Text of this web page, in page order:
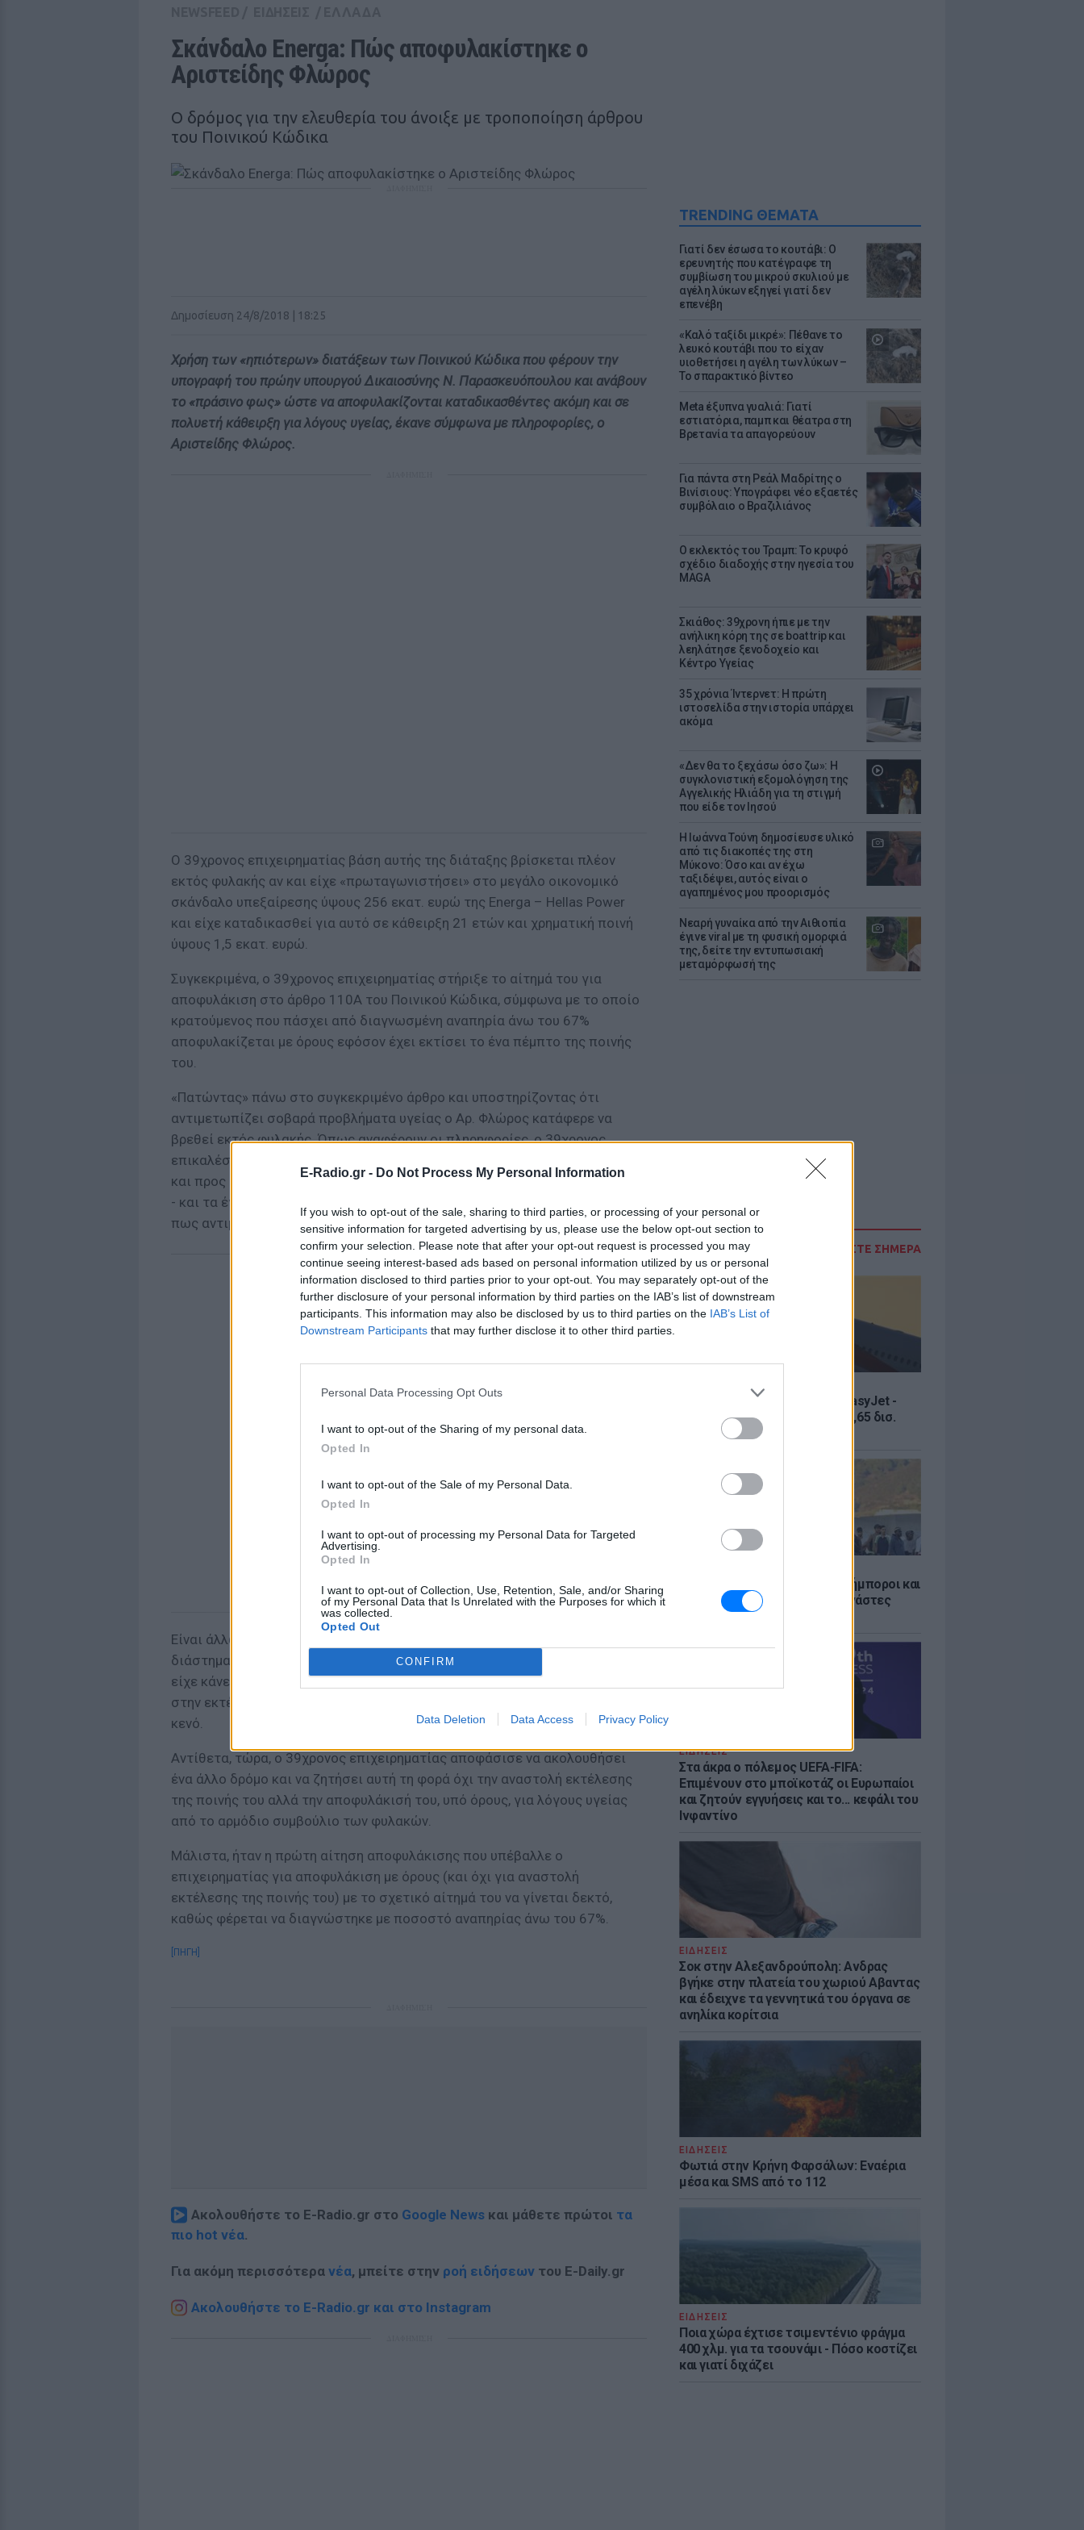
E-Radio.gr - Do Not Process My Personal Information
If you wish to opt-out of the sale, sharing to third parties, or processing of your personal or
sensitive information for targeted advertising by us, please use the below opt-out section to
confirm your selection. Please note that after your opt-out request is processed you may
continue seeing interest-based ads based on personal information utilized by us or personal
information disclosed to third parties prior to your opt-out. You may separately opt-out of the
further disclosure of your personal information by third parties on the IAB’s list of downstream
participants. This information may also be disclosed by us to third parties on the IAB’s List of
Downstream Participants that may further disclose it to other third parties.
Personal Data Processing Opt Outs
I want to opt-out of the Sharing of my personal data.
Opted In
I want to opt-out of the Sale of my Personal Data.
Opted In
I want to opt-out of processing my Personal Data for Targeted
Advertising.
Opted In
I want to opt-out of Collection, Use, Retention, Sale, and/or Sharing
of my Personal Data that Is Unrelated with the Purposes for which it
was collected.
Opted Out
CONFIRM
Data Deletion Data Access Privacy Policy
TRENDING ΘΕΜΑΤΑ
Γιατί δεν έσωσα το κουτάβι: Ο
ερευνητής που κατέγραφε τη
συμβίωση του μικρού σκυλιού με
αγέλη λύκων εξηγεί γιατί δεν
επενέβη
«Καλό ταξίδι μικρέ»: Πέθανε το
λευκό κουτάβι που το είχαν
υιοθετήσει η αγέλη των λύκων –
Το σπαρακτικό βίντεο
Meta έξυπνα γυαλιά: Γιατί
εστιατόρια, παμπ και θέατρα στη
Βρετανία τα απαγορεύουν
Για πάντα στη Ρεάλ Μαδρίτης ο
Βινίσιους: Υπογράφει νέο εξαετές
συμβόλαιο ο Βραζιλιάνος
Ο εκλεκτός του Τραμπ: Το κρυφό
σχέδιο διαδοχής στην ηγεσία του
MAGA
Σκιάθος: 39χρονη ήπιε με την
ανήλικη κόρη της σε boat trip και
λεηλάτησε ξενοδοχείο και
Κέντρο Υγείας
35 χρόνια Ίντερνετ: Η πρώτη
ιστοσελίδα στην ιστορία υπάρχει
ακόμα
«Δεν θα το ξεχάσω όσο ζω»: Η
συγκλονιστική εξομολόγηση της
Αγγελικής Ηλιάδη για τη στιγμή
που είδε τον Ιησού
Η Ιωάννα Τούνη δημοσίευσε υλικό
από τις διακοπές της στη
Μύκονο: Όσο και αν έχω
ταξιδέψει, αυτός είναι ο
αγαπημένος μου προορισμός
Νεαρή γυναίκα από την Αιθιοπία
έγινε viral με τη φυσική ομορφιά
της, δείτε την εντυπωσιακή
μεταμόρφωσή της
ΔΙΑΒΑΣΤΕ ΣΗΜΕΡΑ
Συμφωνία εξαγοράς για την EasyJet -
Στην αμερικανική Appolo για 6,65 δισ.
Θέουτα: «Οι κάτοικοι είναι ανήμποροι και
γεμάτοι αγωνία» - 5.000 μετανάστες
παραμένουν στην περιοχή
ΕΙΔΗΣΕΙΣ
Στα άκρα ο πόλεμος UEFA-FIFA:
Επιμένουν στο μποϊκοτάζ οι Ευρωπαίοι
και ζητούν εγγυήσεις και το... κεφάλι του
Ινφαντίνο
ΕΙΔΗΣΕΙΣ
Σοκ στην Αλεξανδρούπολη: Ανδρας
βγήκε στην πλατεία του χωριού Αβαντας
και έδειχνε τα γεννητικά του όργανα σε
ανηλίκα κορίτσια
ΕΙΔΗΣΕΙΣ
Φωτιά στην Κρήνη Φαρσάλων: Εναέρια
μέσα και SMS από το 112
ΕΙΔΗΣΕΙΣ
Ποια χώρα έχτισε τσιμεντένιο φράγμα
400 χλμ. για τα τσουνάμι - Πόσο κοστίζει
και γιατί διχάζει
Σκάνδαλο Energa: Πώς αποφυλακίστηκε ο
Αριστείδης Φλώρος
Ο δρόμος για την ελευθερία του άνοιξε με τροποποίηση άρθρου
του Ποινικού Κώδικα
Δημοσίευση 24/8/2018 | 18:25
Χρήση των «ηπιότερων» διατάξεων των Ποινικού Κώδικα που φέρουν την
υπογραφή του πρώην υπουργού Δικαιοσύνης Ν. Παρασκευόπουλου και ανάβουν
το «πράσινο φως» ώστε να αποφυλακίζονται καταδικασθέντες ακόμη και σε
πολυετή κάθειρξη για λόγους υγείας, έκανε σύμφωνα με πληροφορίες, ο
Αριστείδης Φλώρος.
Ο 39χρονος επιχειρηματίας βάση αυτής της διάταξης βρίσκεται πλέον
εκτός φυλακής αν και είχε «πρωταγωνιστήσει» στο μεγάλο οικονομικό
σκάνδαλο υπεξαίρεσης ύψους 256 εκατ. ευρώ της Energa – Hellas Power
και είχε καταδικασθεί για αυτό σε κάθειρξη 21 ετών και χρηματική ποινή
ύψους 1,5 εκατ. ευρώ.
Συγκεκριμένα, ο 39χρονος επιχειρηματίας στήριξε το αίτημά του για
αποφυλάκιση στο άρθρο 110Α του Ποινικού Κώδικα, σύμφωνα με το οποίο
κρατούμενος που πάσχει από διαγνωσμένη αναπηρία άνω του 67%
αποφυλακίζεται με όρους εφόσον έχει εκτίσει το ένα πέμπτο της ποινής
του.
«Πατώντας» πάνω στο συγκεκριμένο άρθρο και υποστηρίζοντας ότι
αντιμετωπίζει σοβαρά προβλήματα υγείας ο Αρ. Φλώρος κατάφερε να
βρεθεί εκτός φυλακής. Όπως αναφέρουν οι πληρηφορίες, ο 39χρονος
επικαλέστηκε κρίσεις επιληψίας αλλά και σοβαρά ψυχιατρικά προβλήματα
και προς ενίσχυση των ισχυρισμών του προσκόμισε - όπως ο νόμος ορίζει
- και τα έγγραφα του αρμόδιου δημοσίου φορέα, τα οποία πιστοποιούν
πως αντιμετωπίζει τα συγκεκριμένα προβλήματα με την υγεία του.
Είναι άλλωστε γνωστό πως ο Αρ. Φλώρος κρατούνταν για μεγάλο χρονικό
διάστημα στο ψυχιατρείο των φυλακών Κορυδαλλού, ενώ στο παρελθόν
είχε κάνει πολλές προσπάθειες να αποφυλακιστεί ζητώντας αναστολή
στην εκτέλεση της ποινής του αλλά οι σχετικές αιτήσεις του έπεφταν στο
κενό.
Αντίθετα, τώρα, ο 39χρονος επιχειρηματίας αποφάσισε να ακολουθήσει
ένα άλλο δρόμο και να ζητήσει αυτή τη φορά όχι την αναστολή εκτέλεσης
της ποινής του αλλά την αποφυλάκισή του, υπό όρους, για λόγους υγείας
από το αρμόδιο συμβούλιο των φυλακών.
Μάλιστα, ήταν η πρώτη αίτηση αποφυλάκισης που υπέβαλλε ο
επιχειρηματίας για αποφυλάκιση με όρους (και όχι για αναστολή
εκτέλεσης της ποινής του) με το σχετικό αίτημά του να γίνεται δεκτό,
καθώς φέρεται να διαγνώστηκε με ποσοστό αναπηρίας άνω του 67%.
[ΠΗΓΗ]
Ακολουθήστε το E-Radio.gr στο Google News και μάθετε πρώτοι τα
πιο hot νέα.
Για ακόμη περισσότερα νέα, μπείτε στην ροή ειδήσεων του E-Daily.gr
Ακολουθήστε το E-Radio.gr και στο Instagram